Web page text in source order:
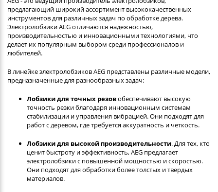
предлагающий широкий ассортимент высококачественных
инструментов для различных задач по обработке дерева.
Электролобзики AEG отличаются надежностью,
производительностью и инновационными технологиями, что
делает их популярным выбором среди профессионалов и
любителей.
В линейке электролобзиков AEG представлены различные модели,
предназначенные для разнообразных задач:
Лобзики для точных резовобеспечивают высокую
точность резки благодаря инновационным системам
стабилизации и управления вибрацией. Они подходят для
работ с деревом, где требуется аккуратность и четкость.
Лобзики для высокой производительности. Для тех, кто
ценит быстроту и эффективность, AEG предлагает
электролобзики с повышенной мощностью и скоростью.
Они подходят для обработки более толстых и твердых
материалов.